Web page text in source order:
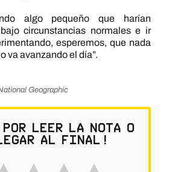
algo pequeño que harían
circunstancias normales e ir
esperemos, que nada
va avanzando el día”.
Geographic
por leer la nota o
al final!